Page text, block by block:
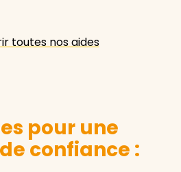
toutes nos aides
pour une
confiance :